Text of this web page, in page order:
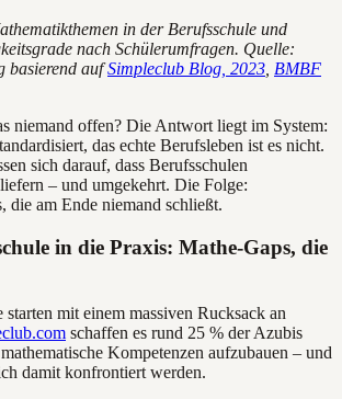
in der Berufsschule und
nach Schülerumfragen. Quelle:
basierend aufSimpleclub Blog, 2023 BMBF
niemand offen? Die Antwort liegt im System:
das echte Berufsleben ist es nicht.
sich darauf, dass Berufsschulen
– und umgekehrt. Die Folge:
die am Ende niemand schließt.
in die Praxis: Mathe-Gaps, die
mit einem massiven Rucksack an
schaffen es rund 25 % der Azubis
Kompetenzen aufzubauen – und
damit konfrontiert werden.